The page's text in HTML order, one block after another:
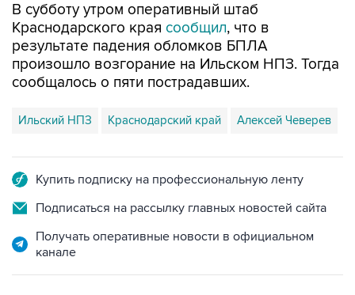
В субботу утром оперативный штаб
Краснодарского края сообщил, что в
результате падения обломков БПЛА
произошло возгорание на Ильском НПЗ. Тогда
сообщалось о пяти пострадавших.
Ильский НПЗ Краснодарский край Алексей Чеверев
Купить подписку на профессиональную ленту
Подписаться на рассылку главных новостей сайта
Получать оперативные новости в официальном
канале